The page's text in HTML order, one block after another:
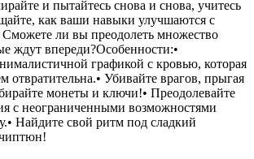
и пытайтесь снова и снова, учитесь
как ваши навыки улучшаются с
ли вы преодолеть множество
ждут впереди?Особенности:•
графикой с кровью, которая
отвратительна.• Убивайте врагов, прыгая
монеты и ключи!• Преодолевайте
с неограниченными возможностями
Найдите свой ритм под сладкий
чиптюн!